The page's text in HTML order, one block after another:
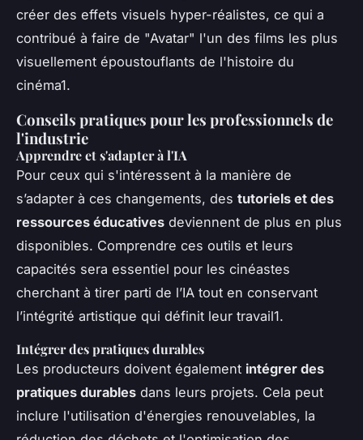
créer des effets visuels hyper-réalistes, ce qui a
contribué à faire de "Avatar" l'un des films les plus
visuellement époustouflants de l'histoire du
cinéma1.
Conseils pratiques pour les professionnels de
l'industrie
Apprendre et s'adapter à l'IA
Pour ceux qui s'intéressent à la manière de
s’adapter à ces changements, des tutoriels et des
ressources éducatives deviennent de plus en plus
disponibles. Comprendre ces outils et leurs
capacités sera essentiel pour les cinéastes
cherchant à tirer parti de l’IA tout en conservant
l’intégrité artistique qui définit leur travail1.
Intégrer des pratiques durables
Les producteurs doivent également intégrer des
pratiques durables dans leurs projets. Cela peut
inclure l'utilisation d'énergies renouvelables, la